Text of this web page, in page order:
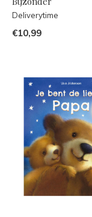
Deliverytime
€10,99